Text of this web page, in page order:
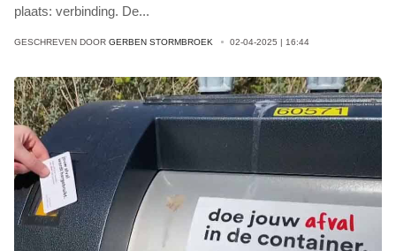
plaats: verbinding. De...
GESCHREVEN DOOR GERBEN STORMBROEK 02-04-2025 | 16:44